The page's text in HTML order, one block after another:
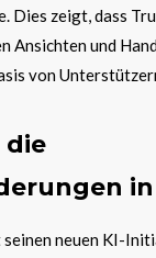
Dies zeigt, dass
Ansichten und
von
die
seinen neuen KI-